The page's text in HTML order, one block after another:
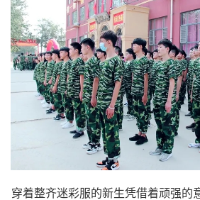
穿着整齐迷彩服的新生凭借着顽强的